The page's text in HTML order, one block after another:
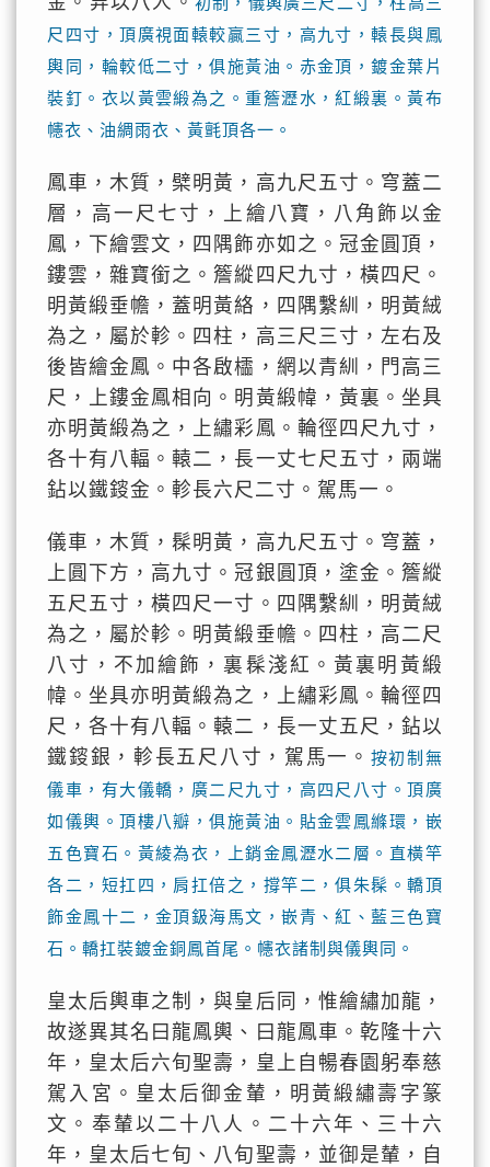
尺四寸，頂廣視面轅較贏三寸，高九寸，轅長與鳳
輿同，輪較低二寸，俱施黃油。赤金頂，鍍金葉片
裝釘。衣以黃雲緞為之。重簷瀝水，紅緞裏。黃布
幰衣、油綢雨衣、黃氈頂各一。
鳳車，木質，檗明黃，高九尺五寸。穹蓋二
層，高一尺七寸，上繪八寶，八角飾以金
鳳，下繪雲文，四隅飾亦如之。冠金圓頂，
鏤雲，雜寶銜之。簷縱四尺九寸，橫四尺。
明黃緞垂幨，蓋明黃絡，四隅繫紃，明黃絨
為之，屬於軫。四柱，高三尺三寸，左右及
後皆繪金鳳。中各啟櫺，網以青紃，門高三
尺，上鏤金鳳相向。明黃緞幃，黃裏。坐具
亦明黃緞為之，上繡彩鳳。輪徑四尺九寸，
各十有八輻。轅二，長一丈七尺五寸，兩端
鉆以鐵䤹金。軫長六尺二寸。駕馬一。
儀車，木質，髹明黃，高九尺五寸。穹蓋，
上圓下方，高九寸。冠銀圓頂，塗金。簷縱
五尺五寸，橫四尺一寸。四隅繫紃，明黃絨
為之，屬於軫。明黃緞垂幨。四柱，高二尺
八寸，不加繪飾，裏髹淺紅。黃裏明黃緞
幃。坐具亦明黃緞為之，上繡彩鳳。輪徑四
尺，各十有八輻。轅二，長一丈五尺，鉆以
鐵䤹銀，軫長五尺八寸，駕馬一。 按初制無
儀車，有大儀轎，廣二尺九寸，高四尺八寸。頂廣
如儀輿。頂樓八瓣，俱施黃油。貼金雲鳳縧環，嵌
五色寶石。黃綾為衣，上銷金鳳瀝水二層。直橫竿
各二，短扛四，肩扛倍之，撐竿二，俱朱髹。轎頂
飾金鳳十二，金頂鈒海馬文，嵌青、紅、藍三色寶
石。轎扛裝鍍金銅鳳首尾。幰衣諸制與儀輿同。
皇太后輿車之制，與皇后同，惟繪繡加龍，
故遂異其名曰龍鳳輿、曰龍鳳車。乾隆十六
年，皇太后六旬聖壽，皇上自暢春園躬奉慈
駕入宮。皇太后御金輦，明黃緞繡壽字篆
文。奉輦以二十八人。二十六年、三十六
年，皇太后七旬、八旬聖壽，並御是輦，自